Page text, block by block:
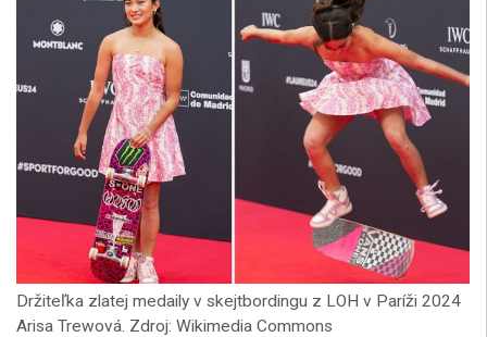
Držiteľka zlatej medaily v skejtbordingu z LOH v Paríži 2024
Arisa Trewová. Zdroj: Wikimedia Commons